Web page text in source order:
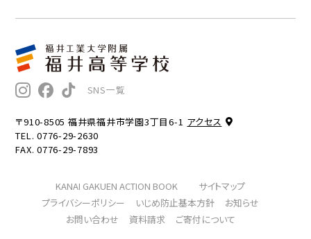
SNS一覧
〒910-8505 福井県福井市学園3丁目6-1 アクセス
TEL. 0776-29-2630
FAX. 0776-29-7893
KANAI GAKUEN ACTION BOOK
サイトマップ
プライバシーポリシー
いじめ防止基本方針
お知らせ
お問い合わせ
資料請求 ご寄付について